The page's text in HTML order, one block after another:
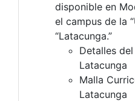
disponible en
el campus de la
“Latacunga.”
Detalles del
Latacunga
Malla
Latacunga